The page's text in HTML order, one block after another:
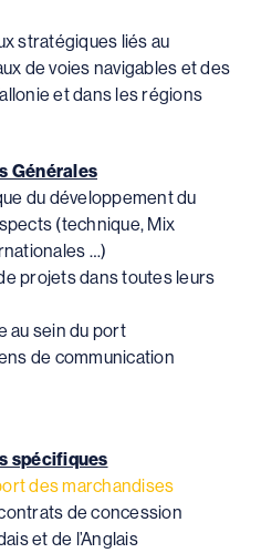
stratégiques liés au
de voies navigables et des
et dans les régions
Générales
du développement du
(technique, Mix
…)
projets dans toutes leurs
au sein du port
de communication
spécifiques
des marchandises
de concession
et de l’Anglais